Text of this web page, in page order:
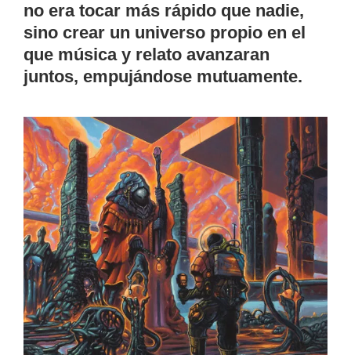
no era tocar más rápido que nadie,
sino crear un universo propio en el
que música y relato avanzaran
juntos, empujándose mutuamente.